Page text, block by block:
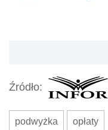
Źródło:
podwyżka opłaty